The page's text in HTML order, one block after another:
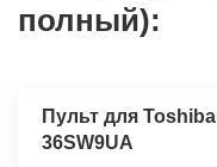
полный):
Пульт для Toshiba
36SW9UA